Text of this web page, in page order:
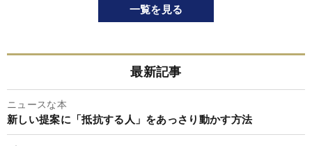
一覧を見る
最新記事
ニュースな本
新しい提案に「抵抗する人」をあっさり動かす方法